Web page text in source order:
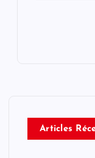
Articles